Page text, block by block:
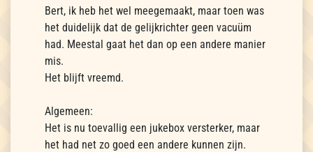
Bert, ik heb het wel meegemaakt, maar toen was
het duidelijk dat de gelijkrichter geen vacuüm
had. Meestal gaat het dan op een andere manier
mis.
Het blijft vreemd.
Algemeen:
Het is nu toevallig een jukebox versterker, maar
het had net zo goed een andere kunnen zijn.